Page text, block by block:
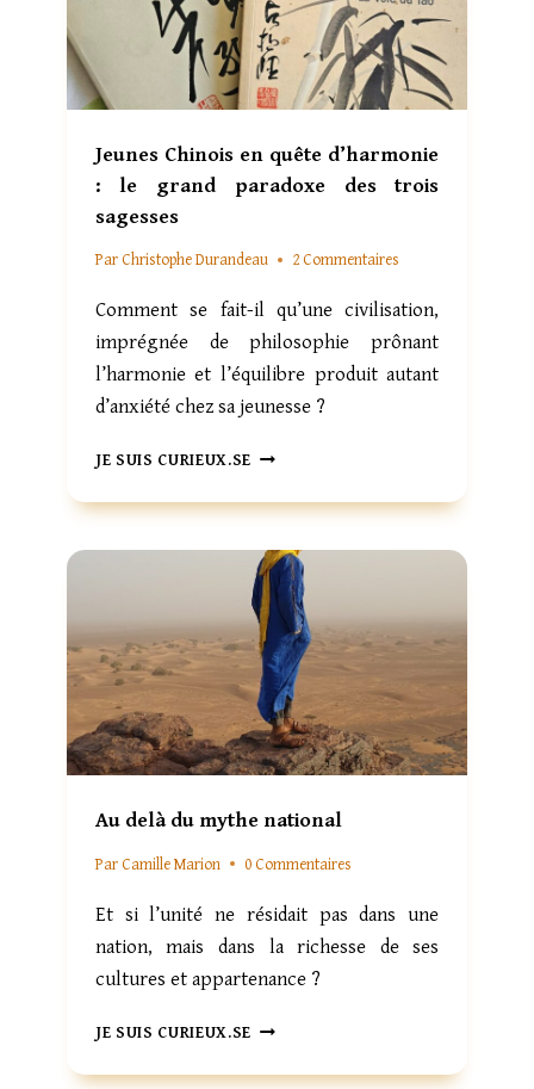
A
S
S
V
I
T
E
C
O
N
T
M
L
H
A
T
,
N
M
A
E
L
R
S
U
L
E
S
P
O
R
S
’
É
E
N
.
Jeunes Chinois en quête d’harmonie
: le grand paradoxe des trois
sagesses
Par Christophe Durandeau 2 Commentaires
Comment se fait-il qu’une civilisation,
imprégnée de philosophie prônant
l’harmonie et l’équilibre produit autant
d’anxiété chez sa jeunesse ?
JE SUIS CURIEUX.SE
U
E
S
C
H
N
O
I
S
E
Q
U
T
E
D
’
A
M
Au delà du mythe national
Par Camille Marion 0 Commentaires
Et si l’unité ne résidait pas dans une
nation, mais dans la richesse de ses
cultures et appartenance ?
JE SUIS CURIEUX.SE
D